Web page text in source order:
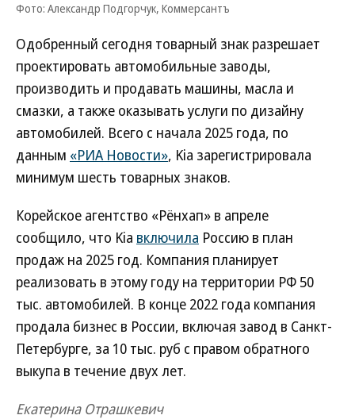
Фото: Александр Подгорчук, Коммерсантъ
Одобренный сегодня товарный знак разрешает
проектировать автомобильные заводы,
производить и продавать машины, масла и
смазки, а также оказывать услуги по дизайну
автомобилей. Всего с начала 2025 года, по
данным «РИА Новости», Kia зарегистрировала
минимум шесть товарных знаков.
Корейское агентство «Рёнхап» в апреле
сообщило, что Kia включила Россию в план
продаж на 2025 год. Компания планирует
реализовать в этому году на территории РФ 50
тыс. автомобилей. В конце 2022 года компания
продала бизнес в России, включая завод в Санкт-
Петербурге, за 10 тыс. руб с правом обратного
выкупа в течение двух лет.
Екатерина Отрашкевич